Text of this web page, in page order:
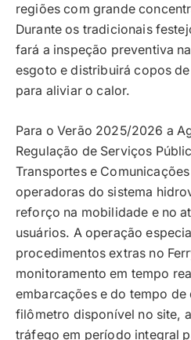
regiões com grande
Durante os tradicionais
fará a inspeção preventiva
esgoto e distribuirá copos
para aliviar o calor.
Para o Verão 2025/2026 a
Regulação de Serviços
Transportes e Comunicações
operadoras do sistema
reforço na mobilidade e no
usuários. A operação
procedimentos extras no
monitoramento em tempo
embarcações e do tempo
filômetro disponível no site,
tráfego em período integral